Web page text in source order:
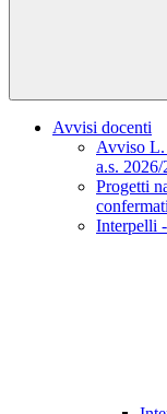
Avvisi docenti
Avviso
a.s. 2026/
Progetti
Interpelli